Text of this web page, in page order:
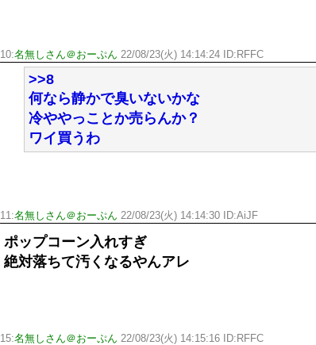
10:名無しさん＠おーぷん 22/08/23(火) 14:14:24 ID:RFFC
>>8
何なら静かで臭いないかな
冷ややっことか売らんか？
ワイ買うわ
11:名無しさん＠おーぷん 22/08/23(火) 14:14:30 ID:AiJF
ポップコーン入れすぎ
絶対落ちて汚くなるやんアレ
15:名無しさん＠おーぷん 22/08/23(火) 14:15:16 ID:RFFC